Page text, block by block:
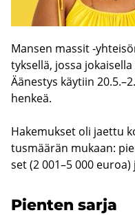
Man­sen mas­sit -​
tyk­sel­lä, jossa
Ää­nes­tys käy­tiin
hen­keä.
Ha­ke­muk­set oli jaet­tu
tus­mää­rän mu­kaan:
set (2 001–5 000
Pien­ten sarja